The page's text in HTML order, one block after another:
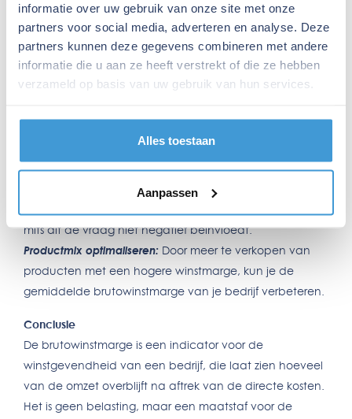
informatie over uw gebruik van onze site met onze
partners voor social media, adverteren en analyse. Deze
partners kunnen deze gegevens combineren met andere
informatie die u aan ze heeft verstrekt of die ze hebben
verzameld op basis van uw gebruik van hun services.
Alles toestaan
Aanpassen
(€50/€100)×100=50%
Brutowinstmarge verhogen
Het verhogen van de brutowinstmarge kan op
verschillende manieren:
efficiënter te werken, kun je de kosten van verkochte
goederen verminderen.
Het verhogen van de verkoopprijzen
mits dit de vraag niet negatief beïnvloedt.
Productmix optimaliseren: Door meer te verkopen van
producten met een hogere winstmarge, kun je de
gemiddelde brutowinstmarge van je bedrijf verbeteren.
Conclusie
De brutowinstmarge is een indicator voor de
winstgevendheid van een bedrijf, die laat zien hoeveel
van de omzet overblijft na aftrek van de directe kosten.
Het is geen belasting, maar een maatstaf voor de